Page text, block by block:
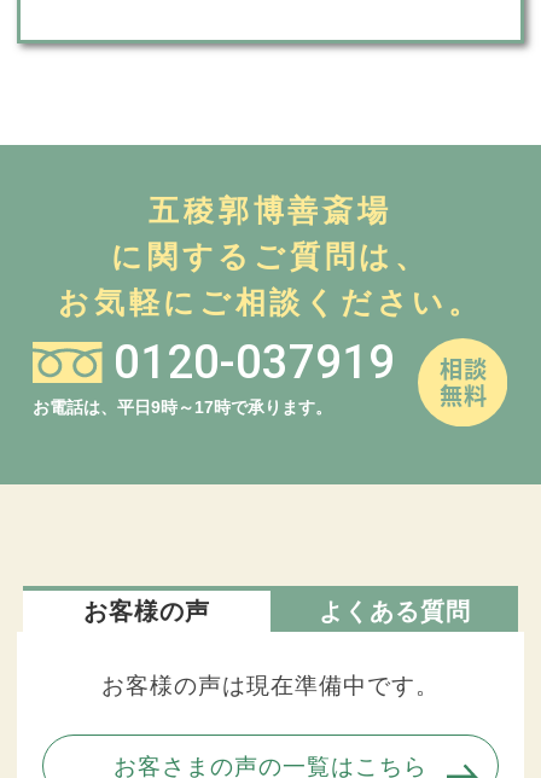
五稜郭博善斎場
に関するご質問は、
お気軽にご相談ください。
0120-037919
お電話は、平日9時～17時で承ります。
お客様の声 よくある質問
お客様の声は現在準備中です。
お客さまの声の一覧はこちら